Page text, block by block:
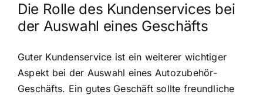
Die Rolle des Kundenservices bei
der Auswahl eines Geschäfts
Guter Kundenservice ist ein weiterer wichtiger
Aspekt bei der Auswahl eines Autozubehör-
Geschäfts. Ein gutes Geschäft sollte freundliche